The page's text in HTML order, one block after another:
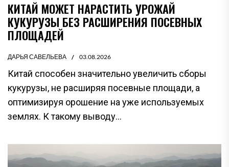
КИТАЙ МОЖЕТ НАРАСТИТЬ УРОЖАЙ
КУКУРУЗЫ БЕЗ РАСШИРЕНИЯ ПОСЕВНЫХ
ПЛОЩАДЕЙ
ДАРЬЯ САВЕЛЬЕВА 03.08.2026
Китай способен значительно увеличить сборы
кукурузы, не расширяя посевные площади, а
оптимизируя орошение на уже используемых
землях. К такому выводу...